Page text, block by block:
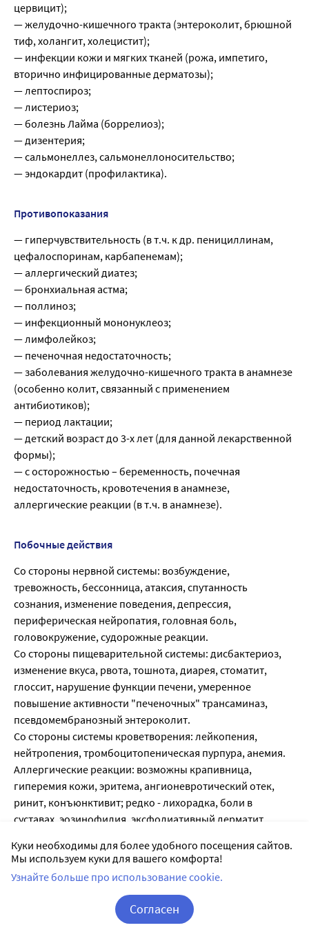
цервицит);
— желудочно-кишечного тракта (энтероколит, брюшной
тиф, холангит, холецистит);
— инфекции кожи и мягких тканей (рожа, импетиго,
вторично инфицированные дерматозы);
— лептоспироз;
— листериоз;
— болезнь Лайма (боррелиоз);
— дизентерия;
— сальмонеллез, сальмонеллоносительство;
— эндокардит (профилактика).
Противопоказания
— гиперчувствительность (в т.ч. к др. пенициллинам,
цефалоспоринам, карбапенемам);
— аллергический диатез;
— бронхиальная астма;
— поллиноз;
— инфекционный мононуклеоз;
— лимфолейкоз;
— печеночная недостаточность;
— заболевания желудочно-кишечного тракта в анамнезе
(особенно колит, связанный с применением
антибиотиков);
— период лактации;
— детский возраст до 3-х лет (для данной лекарственной
формы);
— с осторожностью – беременность, почечная
недостаточность, кровотечения в анамнезе,
аллергические реакции (в т.ч. в анамнезе).
Побочные действия
Со стороны нервной системы: возбуждение,
тревожность, бессонница, атаксия, спутанность
сознания, изменение поведения, депрессия,
периферическая нейропатия, головная боль,
головокружение, судорожные реакции.
Со стороны пищеварительной системы: дисбактериоз,
изменение вкуса, рвота, тошнота, диарея, стоматит,
глоссит, нарушение функции печени, умеренное
повышение активности "печеночных" трансаминаз,
псевдомембранозный энтероколит.
Со стороны системы кроветворения: лейкопения,
нейтропения, тромбоцитопеническая пурпура, анемия.
Аллергические реакции: возможны крапивница,
гиперемия кожи, эритема, ангионевротический отек,
ринит, конъюнктивит; редко - лихорадка, боли в
суставах, эозинофилия, эксфолиативный дерматит,
Стивенса-Джонсона; реакции, сходные с сывороточной
болезнью; в единичных случаях - анафилактический шок.
Прочие: затрудненное дыхание, тахикардия,
интерстициальный нефрит, кандидоз влагалища,
суперинфекция (особенно у пациентов с хроническими
Куки необходимы для более удобного посещения сайтов.
Мы используем куки для вашего комфорта!
Узнайте больше про использование cookie.
Согласен